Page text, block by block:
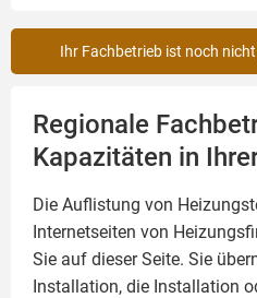
Ihr Fachbetrieb ist noch
Regionale
Kapazitäten in
Die Auflistung von
Internetseiten von
Sie auf dieser Seite. Sie
Installation, die Installation